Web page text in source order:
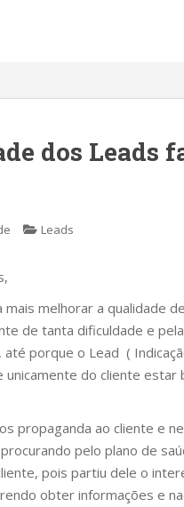
dos Leads
Leads
melhorar a qualidade
de tanta dificuldade e
porque o Lead (
do cliente estar
propaganda ao cliente e
pelo plano de
pois partiu dele o
obter informações e